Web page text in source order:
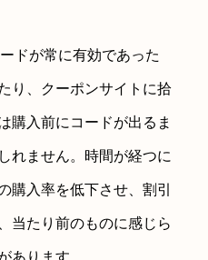
ドが常に有効であった
り、クーポンサイトに拾
購入前にコードが出るま
れません。時間が経つに
購入率を低下させ、割引
当たり前のものに感じら